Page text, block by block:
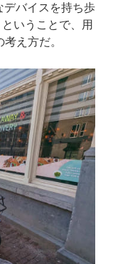
デバイスを持ち歩
いうことで、用
え方だ。